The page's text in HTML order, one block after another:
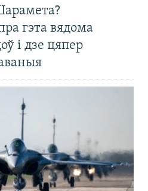
гэта вядома
і дзе цяпер